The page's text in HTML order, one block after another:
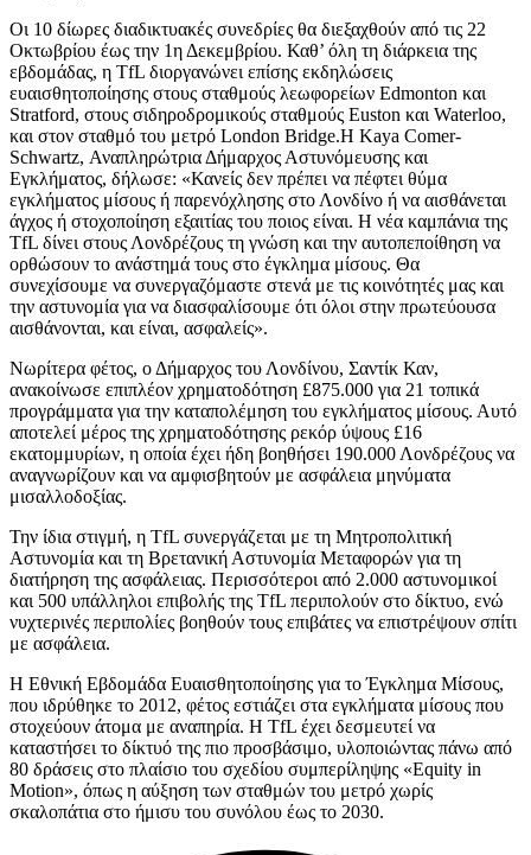
Οι 10 δίωρες διαδικτυακές συνεδρίες θα διεξαχθούν από τις 22
Οκτωβρίου έως την 1η Δεκεμβρίου. Καθ’ όλη τη διάρκεια της
εβδομάδας, η TfL διοργανώνει επίσης εκδηλώσεις
ευαισθητοποίησης στους σταθμούς λεωφορείων Edmonton και
Stratford, στους σιδηροδρομικούς σταθμούς Euston και Waterloo,
και στον σταθμό του μετρό London Bridge.Η Kaya Comer-
Schwartz, Αναπληρώτρια Δήμαρχος Αστυνόμευσης και
Εγκλήματος, δήλωσε: «Κανείς δεν πρέπει να πέφτει θύμα
εγκλήματος μίσους ή παρενόχλησης στο Λονδίνο ή να αισθάνεται
άγχος ή στοχοποίηση εξαιτίας του ποιος είναι. Η νέα καμπάνια της
TfL δίνει στους Λονδρέζους τη γνώση και την αυτοπεποίθηση να
ορθώσουν το ανάστημά τους στο έγκλημα μίσους. Θα
συνεχίσουμε να συνεργαζόμαστε στενά με τις κοινότητές μας και
την αστυνομία για να διασφαλίσουμε ότι όλοι στην πρωτεύουσα
αισθάνονται, και είναι, ασφαλείς».
Νωρίτερα φέτος, ο Δήμαρχος του Λονδίνου, Σαντίκ Καν,
ανακοίνωσε επιπλέον χρηματοδότηση £875.000 για 21 τοπικά
προγράμματα για την καταπολέμηση του εγκλήματος μίσους. Αυτό
αποτελεί μέρος της χρηματοδότησης ρεκόρ ύψους £16
εκατομμυρίων, η οποία έχει ήδη βοηθήσει 190.000 Λονδρέζους να
αναγνωρίζουν και να αμφισβητούν με ασφάλεια μηνύματα
μισαλλοδοξίας.
Την ίδια στιγμή, η TfL συνεργάζεται με τη Μητροπολιτική
Αστυνομία και τη Βρετανική Αστυνομία Μεταφορών για τη
διατήρηση της ασφάλειας. Περισσότεροι από 2.000 αστυνομικοί
και 500 υπάλληλοι επιβολής της TfL περιπολούν στο δίκτυο, ενώ
νυχτερινές περιπολίες βοηθούν τους επιβάτες να επιστρέψουν σπίτι
με ασφάλεια.
Η Εθνική Εβδομάδα Ευαισθητοποίησης για το Έγκλημα Μίσους,
που ιδρύθηκε το 2012, φέτος εστιάζει στα εγκλήματα μίσους που
στοχεύουν άτομα με αναπηρία. Η TfL έχει δεσμευτεί να
καταστήσει το δίκτυό της πιο προσβάσιμο, υλοποιώντας πάνω από
80 δράσεις στο πλαίσιο του σχεδίου συμπερίληψης «Equity in
Motion», όπως η αύξηση των σταθμών του μετρό χωρίς
σκαλοπάτια στο ήμισυ του συνόλου έως το 2030.